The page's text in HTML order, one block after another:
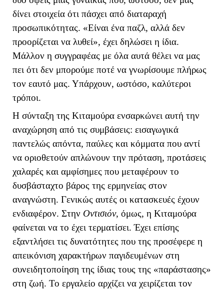
δίνει στοιχεία ότι πάσχει από διαταραχή
προσωπικότητας. «Είναι ένα παζλ, αλλά δεν
προορίζεται να λυθεί», έχει δηλώσει η ίδια.
Μάλλον η συγγραφέας με όλα αυτά θέλει να μας
πει ότι δεν μπορούμε ποτέ να γνωρίσουμε πλήρως
τον εαυτό μας. Υπάρχουν, ωστόσο, καλύτεροι
τρόποι.
Η σύνταξη της Κιταμούρα ενσαρκώνει αυτή την
αναχώρηση από τις συμβάσεις: εισαγωγικά
παντελώς απόντα, παύλες και κόμματα που αντί
να οριοθετούν απλώνουν την πρόταση, προτάσεις
χαλαρές και αμφίσημες που μεταφέρουν το
δυσβάσταχτο βάρος της ερμηνείας στον
αναγνώστη. Γενικώς αυτές οι κατασκευές έχουν
ενδιαφέρον. Στην Οντισιόν, όμως, η Κιταμούρα
φαίνεται να το έχει τερματίσει. Έχει επίσης
εξαντλήσει τις δυνατότητες που της προσέφερε η
απεικόνιση χαρακτήρων παγιδευμένων στη
συνειδητοποίηση της ίδιας τους της «παράστασης»
στη ζωή. Το εργαλείο αρχίζει να χειρίζεται τον